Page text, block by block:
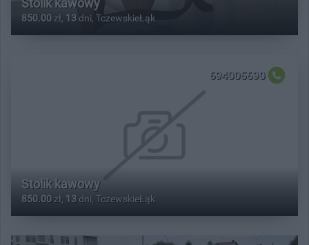
Stolik kawowy
850.00 zł, 13 dni, TczewskieŁąk
694005690
Stolik kawowy
850.00 zł, 13 dni, TczewskieŁąk